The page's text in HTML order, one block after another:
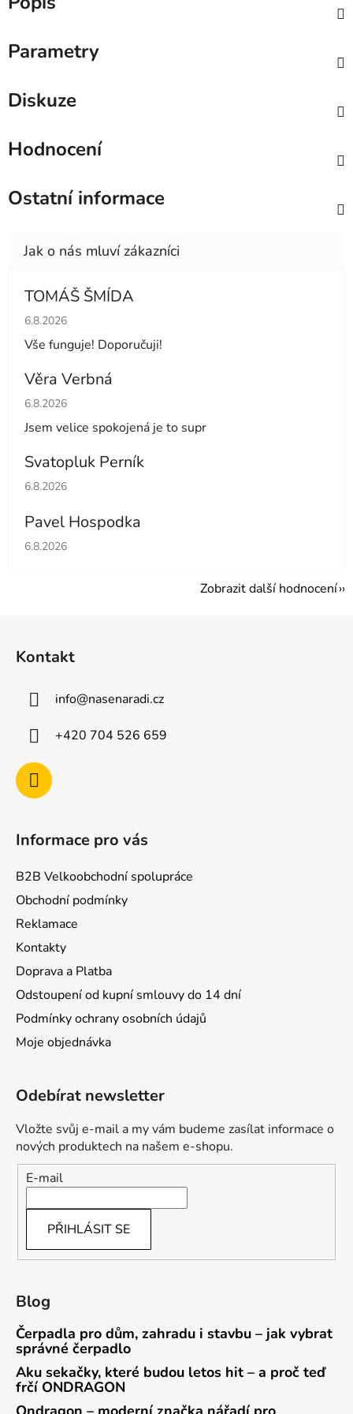
Parametry
Diskuze
Hodnocení
Ostatní informace
TOMÁŠ ŠMÍDA
Hodnocení obchodu je 5 z 5 hvězdiček.
6.8.2026
Vše funguje! Doporučuji!
Věra Verbná
Hodnocení obchodu je 5 z 5 hvězdiček.
6.8.2026
Jsem velice spokojená je to supr
Svatopluk Perník
Hodnocení obchodu je 5 z 5 hvězdiček.
6.8.2026
Pavel Hospodka
Hodnocení obchodu je 5 z 5 hvězdiček.
6.8.2026
Zobrazit další hodnocení
Kontakt
info@nasenaradi.cz
+420 704 526 659
Informace pro vás
B2B Velkoobchodní spolupráce
Obchodní podmínky
Reklamace
Kontakty
Doprava a Platba
Odstoupení od kupní smlouvy do 14 dní
Podmínky ochrany osobních údajů
Moje objednávka
Odebírat newsletter
Vložte svůj e-mail a my vám budeme zasílat informace o
nových produktech na našem e-shopu.
E-mail
PŘIHLÁSIT SE
Blog
Čerpadla pro dům, zahradu i stavbu – jak vybrat
správné čerpadlo
Aku sekačky, které budou letos hit – a proč teď
frčí ONDRAGON